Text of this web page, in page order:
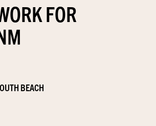
FOR
BEACH